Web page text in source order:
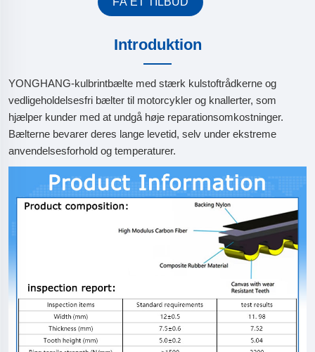
Introduktion
YONGHANG-kulbrintbælte med stærk kulstoftrådkerne og
vedligeholdelsesfri bælter til motorcykler og knallerter, som
hjælper kunder med at undgå høje reparationsomkostninger.
Bælterne bevarer deres lange levetid, selv under ekstreme
anvendelsesforhold og temperaturer.